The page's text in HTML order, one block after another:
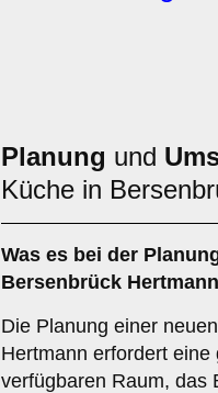
Planung und
Küche in
Was es bei der
Bersenbrück
Die Planung einer
Hertmann erfordert
verfügbaren Raum, das